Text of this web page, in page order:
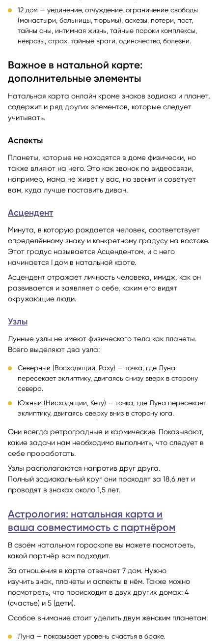
12 дом — уединение, отчуждение, ограничение свободы
(монастыри, больницы, тюрьмы), аскезы, потери, пост,
тайны сны, интимная жизнь, тайные пороки комплексы,
неврозы, страх, тайные враги, одиночество, болезни.
Важное в натальной карте:
дополнительные элементы
Натальная карта онлайн кроме знаков зодиака и планет,
содержит и ряд других элементов, которые следует
учитывать.
Аспекты
Планеты, которые не находятся в доме физически, но
также влияют на него. Это как звонок по видеосвязи,
например, мама не живёт у вас, но звонит и советует
вам, куда лучше поставить диван.
Асцендент
Минута, в которую рождается человек, соответствует
определённому знаку и конкретному градусу на востоке.
Этот градус называется Асцендентом, и с него
начинается I дом в натальной карте.
Асцендент отражает личность человека, имидж, как он
развивается и заявляет о себе, каким его видят
окружающие люди.
Узлы
Лунные узлы не имеют физического тела как планеты.
Всего выделяют два узла:
Северный (Восходящий, Раху) — точка, где Луна
пересекает эклиптику, двигаясь снизу вверх в сторону
севера.
Южный (Нисходящий, Кету) — точка, где Луна пересекает
эклиптику, двигаясь сверху вниз в сторону юга.
Они всегда ретроградные и кармические. Показывают,
какие задачи нам необходимо выполнить, что следует в
себе проработать.
Узлы располагаются напротив друг друга.
Полный зодиакальный круг они проходят за 18,6 лет и
проводят в знаках около 1,5 лет.
Астрология: натальная карта и
ваша совместимость с партнёром
В своём натальном гороскопе вы можете посмотреть,
какой партнёр вам подходит.
За отношения в карте отвечает 7 дом. Нужно
изучить знак, планеты и аспекты в нём. Также можно
посмотреть, что происходит в двух других домах: 4
(счастье) и 5 (дети).
Особое внимание стоит уделить двум женским планетам:
Луна — показывает уровень счастья в браке.